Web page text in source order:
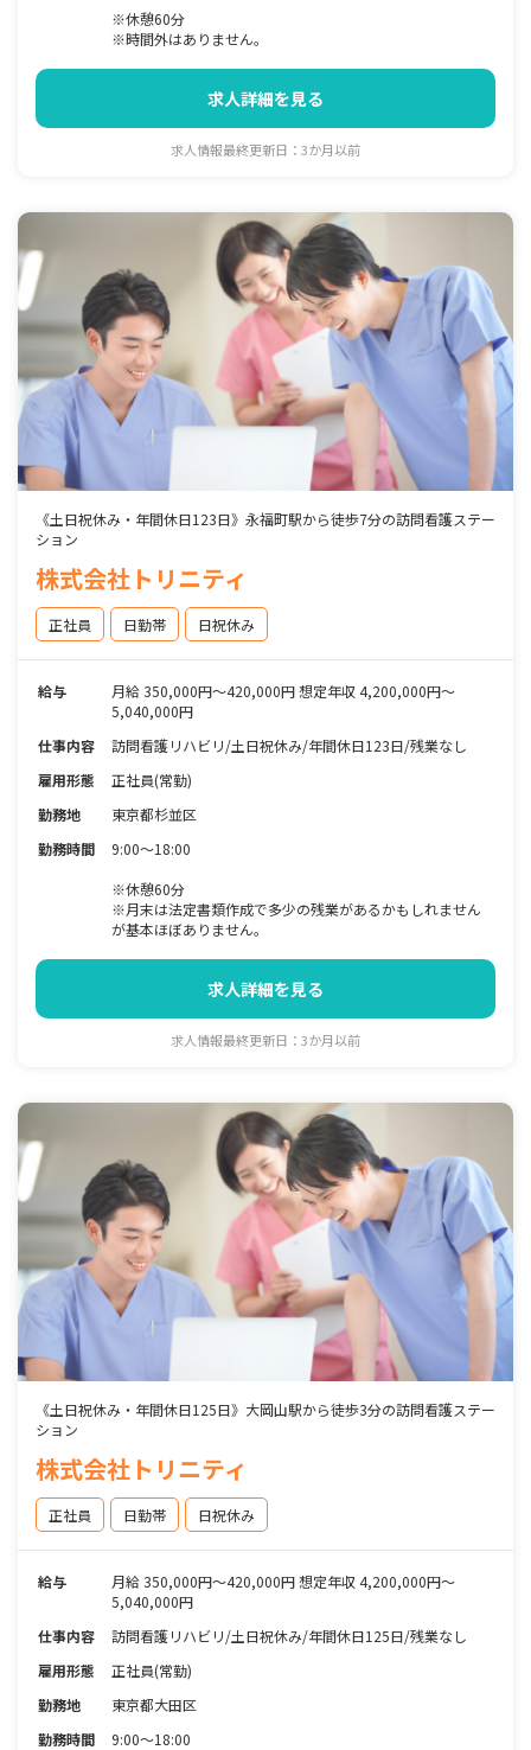
※休憩60分
※時間外はありません。
求人詳細を見る
求人情報最終更新日：3か月以前
《土日祝休み・年間休日123日》永福町駅から徒歩7分の訪問看護ステー
ション
株式会社トリニティ
正社員 日勤帯 日祝休み
給与
月給 350,000円～420,000円 想定年収 4,200,000円～
5,040,000円
仕事内容
訪問看護リハビリ/土日祝休み/年間休日123日/残業なし
雇用形態
正社員(常勤)
勤務地
東京都杉並区
勤務時間
9:00～18:00
※休憩60分
※月末は法定書類作成で多少の残業があるかもしれません
が基本ほぼありません。
求人詳細を見る
求人情報最終更新日：3か月以前
《土日祝休み・年間休日125日》大岡山駅から徒歩3分の訪問看護ステー
ション
株式会社トリニティ
正社員 日勤帯 日祝休み
給与
月給 350,000円～420,000円 想定年収 4,200,000円～
5,040,000円
仕事内容
訪問看護リハビリ/土日祝休み/年間休日125日/残業なし
雇用形態
正社員(常勤)
勤務地
東京都大田区
勤務時間
9:00～18:00